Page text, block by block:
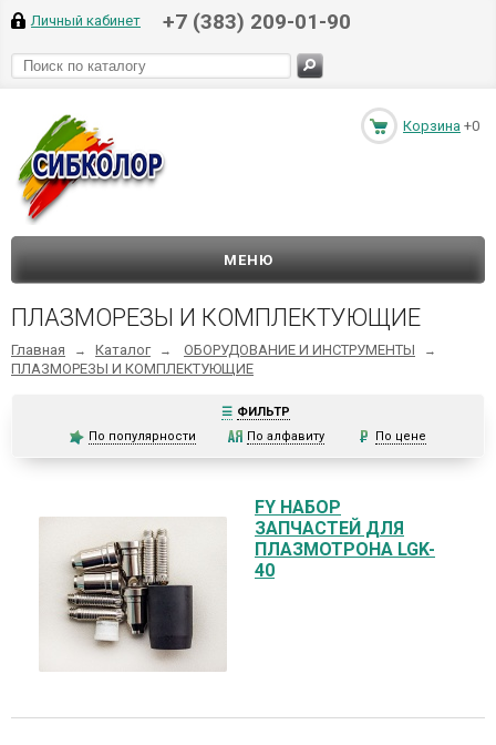
Личный кабинет +7 (383) 209-01-90
Корзина +0
МЕНЮ
ПЛАЗМОРЕЗЫ И КОМПЛЕКТУЮЩИЕ
Главная → Каталог → ОБОРУДОВАНИЕ И ИНСТРУМЕНТЫ →
ПЛАЗМОРЕЗЫ И КОМПЛЕКТУЮЩИЕ
☰ ФИЛЬТР
По популярности
По алфавиту По цене
FY НАБОР
ЗАПЧАСТЕЙ ДЛЯ
ПЛАЗМОТРОНА LGK-
40